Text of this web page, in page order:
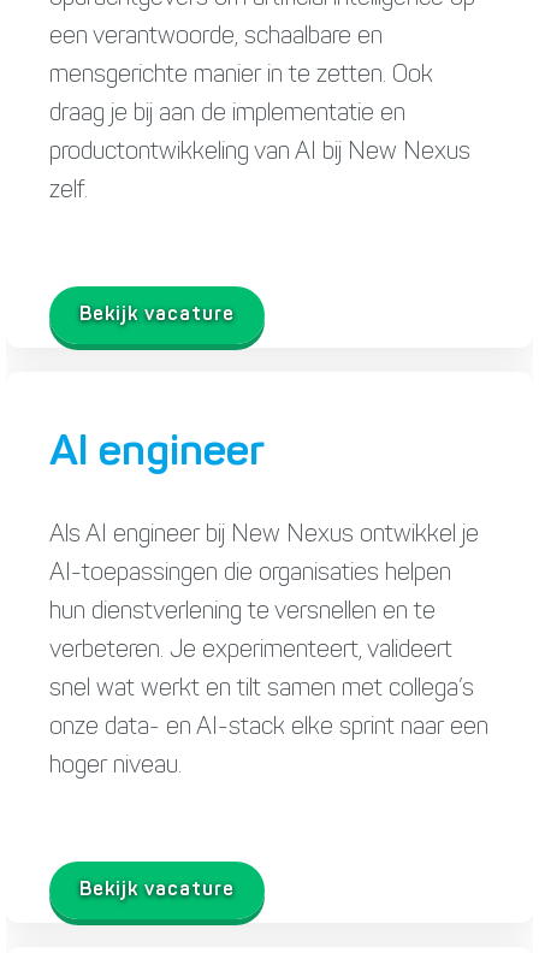
een verantwoorde, schaalbare en
mensgerichte manier in te zetten. Ook
draag je bij aan de implementatie en
productontwikkeling van AI bij New Nexus
zelf.
Bekijk vacature
AI engineer
Als AI engineer bij New Nexus ontwikkel je
AI-toepassingen die organisaties helpen
hun dienstverlening te versnellen en te
verbeteren. Je experimenteert, valideert
snel wat werkt en tilt samen met collega’s
onze data- en AI-stack elke sprint naar een
hoger niveau.
Bekijk vacature